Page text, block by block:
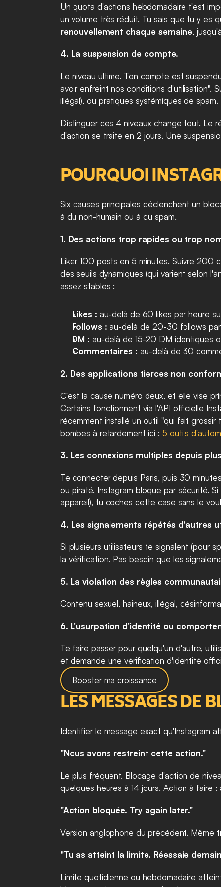
Un quota d'actions hebdomadaire t'est
renouvellement chaque semaine,
4. La suspension de compte.
Le niveau ultime. Ton compte est
avoir enfreint nos conditions d'utilisation".
illégal), ou pratiques systémiques de
Distinguer ces 4 niveaux change tout. Le
d'action se traite en 2 jours. Une
POURQUOI
Six causes principales déclenchent un
à du non-humain ou à du spam.
1. Des actions trop rapides ou trop
Liker 100 posts en 5 minutes. Suivre 200
des seuils dynamiques (qui varient selon
assez stables :
Likes : au-delà de 60 likes par heure
Follows : au-delà de 20-30 follows par
DM : au-delà de 15-20 DM identiques
Commentaires : au-delà de 30
2. Des applications tierces non
C'est la cause numéro deux, et elle vise
Certains fonctionnent via l'API officielle
récemment installé un outil "qui fait
bombes à retardement ici : 5 outils
3. Les connexions multiples depuis
Te connecter depuis Paris, puis 30
ou piraté. Instagram bloque par sécurité.
appareil), tu coches cette case sans le
4. Les signalements répétés d'autres
Si plusieurs utilisateurs te signalent (pour
la vérification. Pas besoin que les
5. La violation des règles
Contenu sexuel, haineux, illégal,
6. L'usurpation d'identité ou
Te faire passer pour quelqu'un d'autre,
et demande une vérification d'identité
Booster ma croissance
LES MESSAGES DE
Identifier le message exact qu'Instagram
"Nous avons restreint cette action."
Le plus fréquent. Blocage d'action de
quelques heures à 14 jours. Action à
"Action bloquée. Try again later."
Version anglophone du précédent. Même
"Tu as atteint la limite. Réessaie
Limite quotidienne ou hebdomadaire